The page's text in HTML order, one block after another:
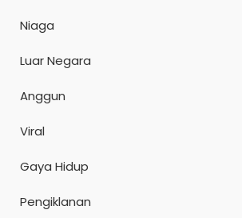
Niaga
Luar Negara
Anggun
Viral
Gaya Hidup
Pengiklanan